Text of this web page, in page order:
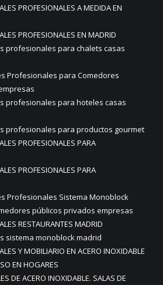
PROFESIONALES A MEDIDA EN
PROFESIONALES EN MADRID
profesionales para chalets casas
Profesionales para Comedores
profesionales para hoteles casas
profesionales para productos gourmet
PROFESIONALES PARA
PROFESIONALES PARA
Profesionales Sistema Monoblock
públicos privados empresas
RESTAURANTES MADRID
sistema monoblock madrid
Y MOBILIARIO EN ACERO INOXIDABLE
EN HOGARES
DE ACERO INOXIDABLE. SALAS DE